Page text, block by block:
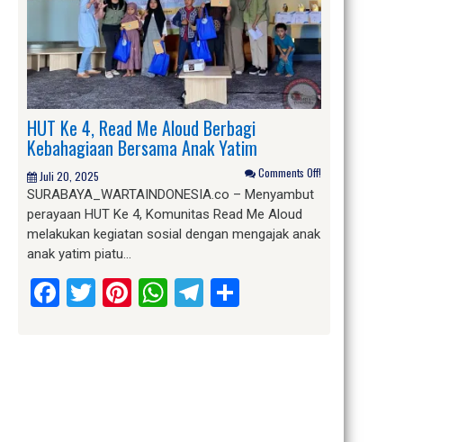
HUT Ke 4, Read Me Aloud Berbagi
Kebahagiaan Bersama Anak Yatim
Juli 20, 2025 Comments Off!
SURABAYA_WARTAINDONESIA.co – Menyambut
perayaan HUT Ke 4, Komunitas Read Me Aloud
melakukan kegiatan sosial dengan mengajak anak
anak yatim piatu…
Facebook
Twitter
Pinterest
WhatsApp
Telegram